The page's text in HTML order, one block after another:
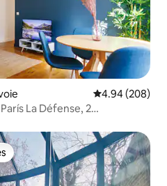
Calificación
4.94 (208)
La Défense, 2
huéspedes